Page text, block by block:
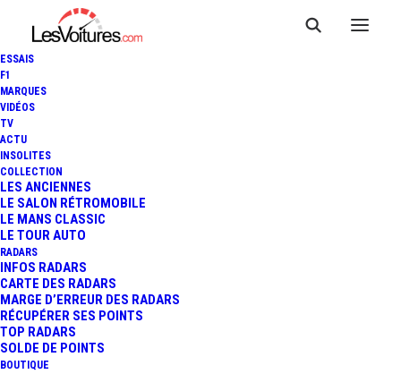
ESSAIS
F1
MARQUES
VIDÉOS
TV
ACTU
INSOLITES
COLLECTION
LES ANCIENNES
LE SALON RÉTROMOBILE
LE MANS CLASSIC
LE TOUR AUTO
RADARS
INFOS RADARS
CARTE DES RADARS
MARGE D’ERREUR DES RADARS
RÉCUPÉRER SES POINTS
TOP RADARS
SOLDE DE POINTS
BOUTIQUE
VERSIONS PICK-UP ET
3 Minutes